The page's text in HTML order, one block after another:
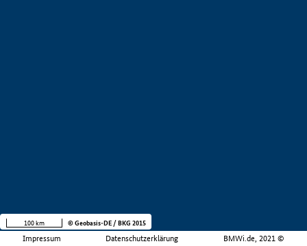
Impressum Datenschutzerklärung BMWi.de, 2021 ©
100 km © Geobasis-DE / BKG 2015